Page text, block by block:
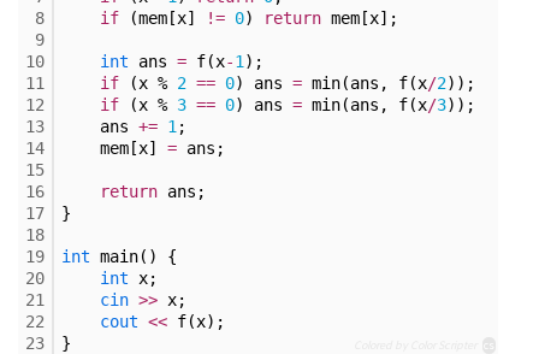
8
9
10
11
12
13
14
15
16
17
18
19
20
21
22
23
if (mem[x] != 0) return mem[x];
int ans = f(x-1 );
if (x % 2 == 0) ans = min(ans, f(x/2));
if (x % 3 == 0) ans = min(ans, f(x/3));
ans += 1 ;
mem[x] = ans;
return ans;
}
int main() {
int x;
cin >> x;
cout << f(x);
}
cs